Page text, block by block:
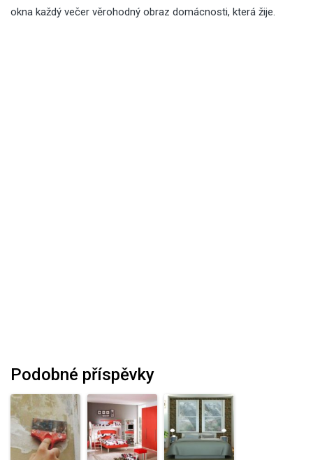
okna každý večer věrohodný obraz domácnosti, která žije.
Podobné příspěvky